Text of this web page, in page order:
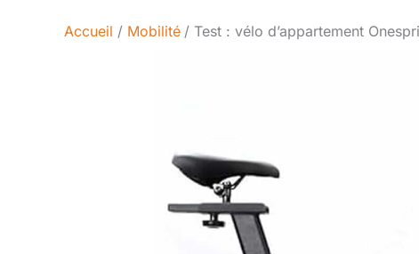
Accueil Mobilité Test : vélo d’appartement